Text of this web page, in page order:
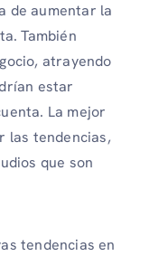
de aumentar la
También
atrayendo
estar
La mejor
las tendencias,
que son
tendencias en